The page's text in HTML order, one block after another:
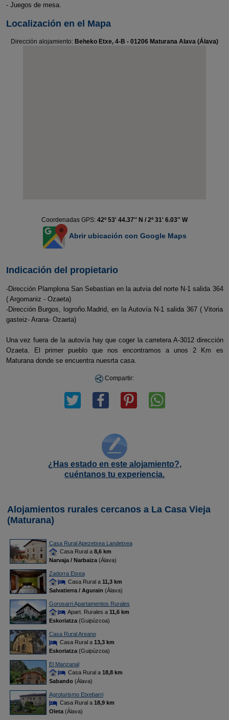
- Juegos de mesa.
Localización en el Mapa
Dirección alojamiento: Beheko Etxe, 4-B - 01206 Maturana Alava (Álava)
Coordenadas GPS: 42º 53' 44.37'' N / 2º 31' 6.03'' W
Abrir ubicación con Google Maps
Indicación del propietario
-Dirección Plamplona San Sebastian en la autvia del norte N-1 salida 364
( Argomaniz - Ozaeta)
-Dirección Burgos, logroño.Madrid, en la Autovía N-1 salida 367 ( Vitoria
gasteiz- Arana- Ozaeta)
Una vez fuera de la autovía hay que coger la carretera A-3012 dirección
Ozaeta. El primer pueblo que nos encontramos a unos 2 Km es
Maturana donde se encuentra nuesrta casa.
Compartir:
¿Has estado en este alojamiento?,
cuéntanos tu experiencia.
Alojamientos rurales cercanos a La Casa Vieja
(Maturana)
Casa Rural Apezetxea Landetxea
Casa Rural a 8,6 km
Narvaja / Narbaiza(Álava)
Zadorra Etxea
Casa Rural a 11,3 km
Salvatierra / Agurain (Álava)
Gorosarri Apartamentos Rurales
Apart. Rurales a 11,6 km
Eskoriatza(Guipúzcoa)
Casa Rural Areano
Casa Rural a 13,3 km
Eskoriatza(Guipúzcoa)
El Manzanal
Casa Rural a 18,8 km
Sabando(Álava)
Agroturismo Etxebarri
Casa Rural a 18,9 km
Oleta(Álava)